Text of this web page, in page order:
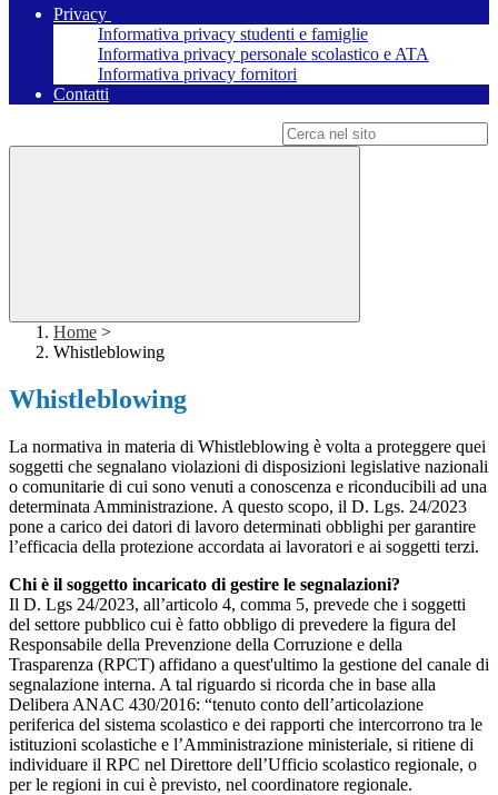
Privacy
Informativa privacy studenti e famiglie
Informativa privacy personale scolastico e ATA
Informativa privacy fornitori
Contatti
Home >
Whistleblowing
Whistleblowing
La normativa in materia di Whistleblowing è volta a proteggere quei
soggetti che segnalano violazioni di disposizioni legislative nazionali
o comunitarie di cui sono venuti a conoscenza e riconducibili ad una
determinata Amministrazione. A questo scopo, il D. Lgs. 24/2023
pone a carico dei datori di lavoro determinati obblighi per garantire
l’efficacia della protezione accordata ai lavoratori e ai soggetti terzi.
Chi è il soggetto incaricato di gestire le segnalazioni?
Il D. Lgs 24/2023, all’articolo 4, comma 5, prevede che i soggetti
del settore pubblico cui è fatto obbligo di prevedere la figura del
Responsabile della Prevenzione della Corruzione e della
Trasparenza (RPCT) affidano a quest'ultimo la gestione del canale di
segnalazione interna. A tal riguardo si ricorda che in base alla
Delibera ANAC 430/2016: “tenuto conto dell’articolazione
periferica del sistema scolastico e dei rapporti che intercorrono tra le
istituzioni scolastiche e l’Amministrazione ministeriale, si ritiene di
individuare il RPC nel Direttore dell’Ufficio scolastico regionale, o
per le regioni in cui è previsto, nel coordinatore regionale.